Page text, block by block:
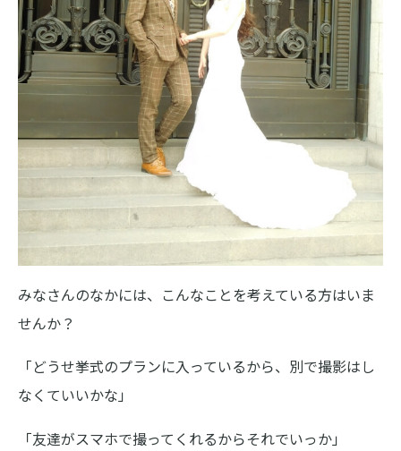
みなさんのなかには、こんなことを考えている方はいま
せんか？
「どうせ挙式のプランに入っているから、別で撮影はし
なくていいかな」
「友達がスマホで撮ってくれるからそれでいっか」